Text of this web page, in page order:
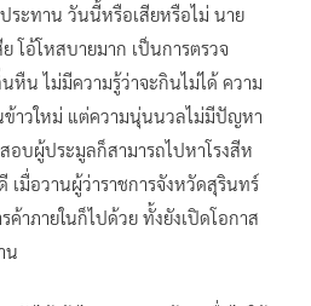
ะทาน วันนี้หรือเสียหรือไม่ นาย
โอ้โหสบายมาก เป็นการตรวจ
น ไม่มีความรู้ว่าจะกินไม่ได้ ความ
าวใหม่ แต่ความนุ่นนวลไม่มีปัญหา
อบผู้ประมูลก็สามารถไปหาโรงสีห
มื่อวานผู้ว่าราชการจังหวัดสุรินทร์
าภายในก็ไปด้วย ทั้งยังเปิดโอกาส
น